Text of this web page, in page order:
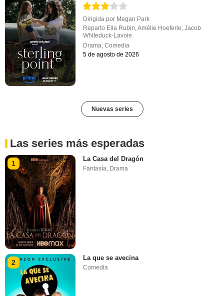
Dirigida por Megan Park
Reparto Ella Rubin ,Amélie Hoeferle ,Jacob
Whiteduck-Lavoie
Drama ,Comedia
5 de agosto de 2026
Nuevas series
Las series más esperadas
1
La Casa del Dragón
Fantasía, Drama
2
La que se avecina
Comedia